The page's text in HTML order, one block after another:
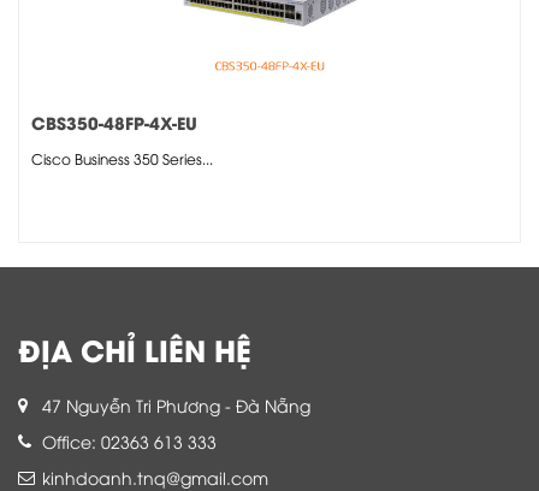
CBS350-48FP-4X-EU
Cisco Business 350 Series...
ĐỊA CHỈ LIÊN HỆ
47 Nguyễn Tri Phương - Đà Nẵng
Office: 02363 613 333
kinhdoanh.tnq@gmail.com